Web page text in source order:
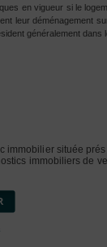
en vigueur si le
leur déménagement
généralement dans
immobilier située
immobiliers de